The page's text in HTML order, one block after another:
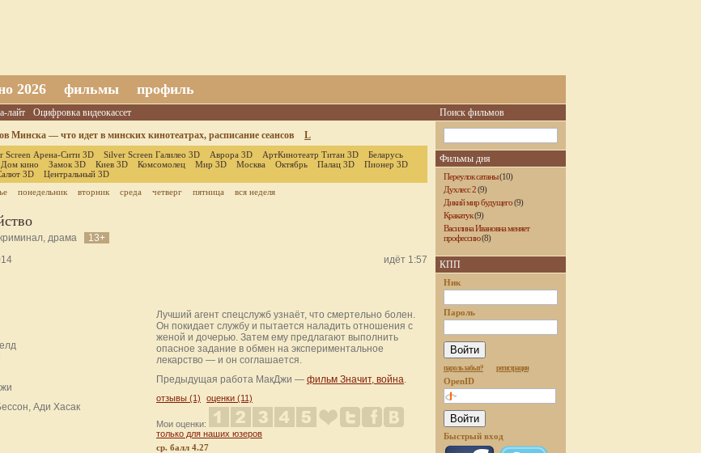
2026 фильмы профиль
лайт
Оцифровка видеокассет
Минска — что идет в минских кинотеатрах, расписание сеансов
L
Screen Арена-Сити 3D Silver Screen Галилео 3D Аврора 3D АртКинотеатр Титан 3D
Беларусь
Дом кино Замок 3D Киев 3D Комсомолец Мир 3D Москва Октябрь Палац 3D
Пионер 3D
3D
Центральный 3D
понедельник вторник среда четверг пятница вся неделя
драма
13+
идёт 1:57
Ади Хасак
Лучший агент спецслужб узнаёт, что смертельно болен.
Он покидает службу и пытается наладить отношения с
женой и дочерью. Затем ему предлагают выполнить
опасное задание в обмен на экспериментальное
лекарство — и он соглашается.
Предыдущая работа МакДжи — фильм Значит, война.
отзывы (1) оценки (11)
Мои оценки:
только для наших юзеров
cр. балл 4.27
Поиск фильмов
Фильмы дня
Переулок сатаны(10)
Духлесс 2(9)
Дикий мир будущего(9)
Кракатук(9)
Василина Ивановна меняет
профессию(8)
КПП
Ник
Пароль
пароль забыт? регистрация
OpenID
Быстрый вход